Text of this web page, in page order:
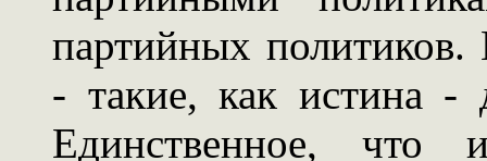
партийных политиков.
- такие, как истина -
Единственное, что